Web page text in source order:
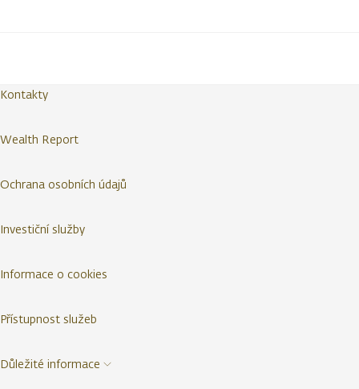
Kontakty
Wealth Report
Ochrana osobních údajů
Investiční služby
Informace o cookies
Přístupnost služeb
Důležité informace